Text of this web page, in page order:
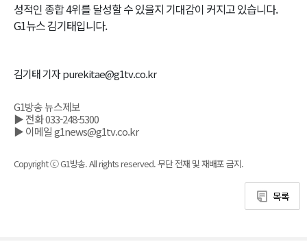
성적인 종합 4위를 달성할 수 있을지 기대감이 커지고 있습니다.
G1뉴스 김기태입니다.
김기태 기자 purekitae@g1tv.co.kr
G1방송 뉴스제보
▶ 전화 033-248-5300
▶ 이메일 g1news@g1tv.co.kr
Copyright ⓒ G1방송. All rights reserved. 무단 전재 및 재배포 금지.
목록